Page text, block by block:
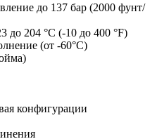
до 137 бар (2000 фунт/
до 204 °С (-10 до 400 °F)
(от -60°С)
конфигурации